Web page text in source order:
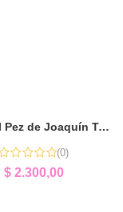
Puzzle El Pez de Joaquín Torres García | Arte y Aprendizaje
(0)
$2.300,00